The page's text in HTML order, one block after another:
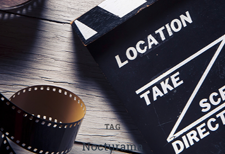
TAG
Nocturama